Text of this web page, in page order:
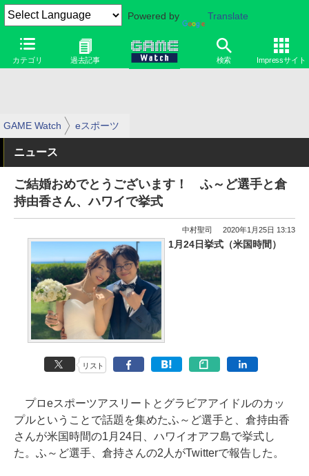
Powered by Translate
カテゴリ 過去記事 検索 Impressサイト
GAME Watch eスポーツ
ニュース
ご結婚おめでとうございます！ ふ～ど選手と倉
持由香さん、ハワイで挙式
中村聖司 2020年1月25日 13:13
1月24日挙式（米国時間）
リスト
プロeスポーツアスリートとグラビアアイドルのカッ
プルということで話題を集めたふ～ど選手と、倉持由香
さんが米国時間の1月24日、ハワイオアフ島で挙式し
た。ふ～ど選手、倉持さんの2人がTwitterで報告した。